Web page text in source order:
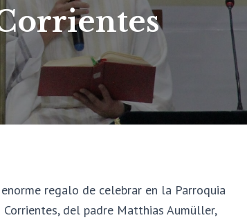
regalo de celebrar en la Parroquia
del padre Matthias Aumüller,